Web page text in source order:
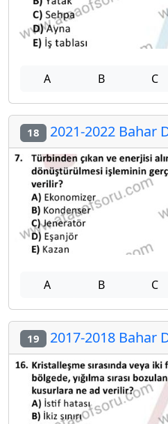
A B C
18 2021-2022 Bahar
A B C
19 2017-2018 Bahar